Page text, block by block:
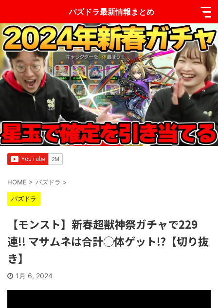
パズドラ最新情報まとめ
HOME > パズドラ >
パズドラ
【モンスト】新春超獣神祭ガチャで229
連!! マサムネは合計◯体ゲット!?【切り抜
き】
1月 6, 2024